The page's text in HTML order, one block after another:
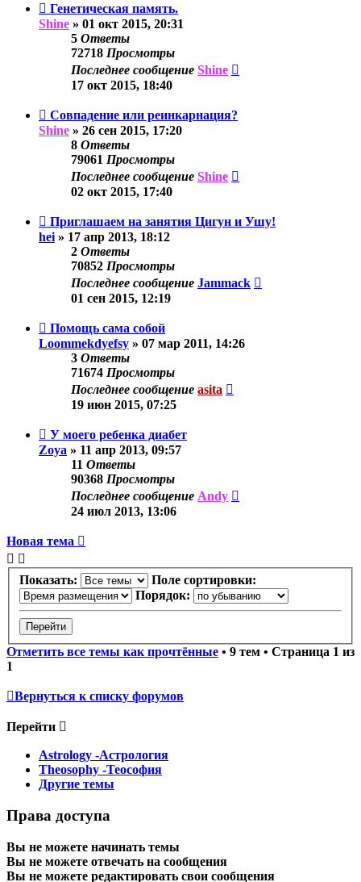
Генетическая память.
Shine » 01 окт 2015, 20:31
5 Ответы
72718 Просмотры
Последнее сообщение Shine
17 окт 2015, 18:40
Совпадение или реинкарнация?
Shine » 26 сен 2015, 17:20
8 Ответы
79061 Просмотры
Последнее сообщение Shine
02 окт 2015, 17:40
Приглашаем на занятия Цигун и Ушу!
hei » 17 апр 2013, 18:12
2 Ответы
70852 Просмотры
Последнее сообщение Jammack
01 сен 2015, 12:19
Помощь сама собой
Loommekdyefsy » 07 мар 2011, 14:26
3 Ответы
71674 Просмотры
Последнее сообщение asita
19 июн 2015, 07:25
У моего ребенка диабет
Zoya » 11 апр 2013, 09:57
11 Ответы
90368 Просмотры
Последнее сообщение Andy
24 июл 2013, 13:06
Новая тема
Показать:
Поле сортировки:
Порядок:
Отметить все темы как прочтённые • 9 тем • Страница 1 из
1
Вернуться к списку форумов
Перейти
Astrology -Астрология
Theosophy -Теософия
Другие темы
Права доступа
Вы не можете начинать темы
Вы не можете отвечать на сообщения
Вы не можете редактировать свои сообщения